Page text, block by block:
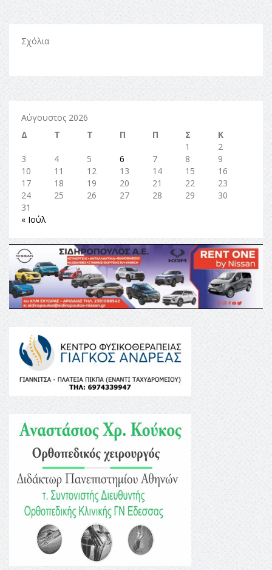
Σχόλια
Αύγουστος 2026
Δ
Τ Τ Π Π Σ
Κ
1
2
3
4 5 6 7 8
9
10
11 12 13 14 15
16
17
18 19 20 21 22
23
24
25 26 27 28 29
30
31
« Ιούλ